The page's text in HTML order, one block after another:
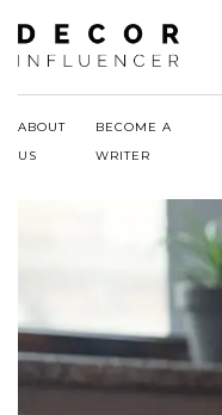
Skip
content
ABOUT
US
BECOME A
WRITER